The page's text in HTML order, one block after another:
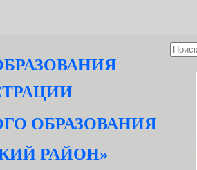
ОБРАЗОВАНИЯ
РАЙОН»